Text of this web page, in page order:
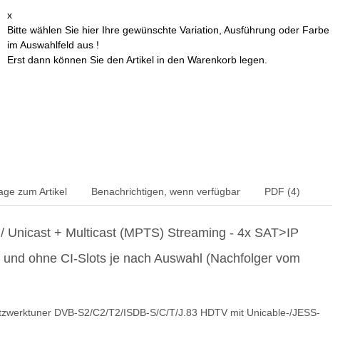
x
Bitte wählen Sie hier Ihre gewünschte Variation, Ausführung oder Farbe
im Auswahlfeld aus !
Erst dann können Sie den Artikel in den Warenkorb legen.
zum Artikel Benachrichtigen, wenn verfügbar PDF (4)
+ Multicast (MPTS) Streaming - 4x SAT>IP
ohne CI-Slots je nach Auswahl (Nachfolger vom
DVB-S2/C2/T2/ISDB-S/C/T/J.83 HDTV mit Unicable-/JESS-